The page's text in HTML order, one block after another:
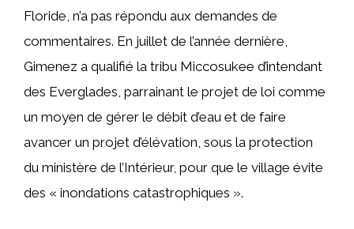
Floride, n’a pas répondu aux demandes de
commentaires. En juillet de l’année dernière,
Gimenez a qualifié la tribu Miccosukee d’intendant
des Everglades, parrainant le projet de loi comme
un moyen de gérer le débit d’eau et de faire
avancer un projet d’élévation, sous la protection
du ministère de l’Intérieur, pour que le village évite
des « inondations catastrophiques ».